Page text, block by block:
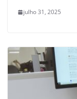
julho 31, 2025